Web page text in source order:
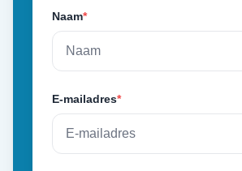
Naam*
E-mailadres*